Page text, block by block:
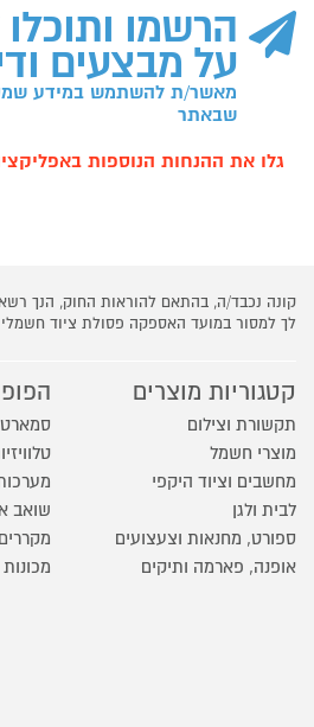
הרשמו
על מבצעים
מאשר/ת להשתמש במידע
שבאתר
גלו את ההנחות הנוספות
קונה נכבד/ה, בהתאם להוראות החוק, הנך
לך למסור במועד האספקה פסולת ציוד
קטגוריות מוצרים
תקשורת וצילום
מוצרי חשמל
מחשבים וציוד היקפי
לבית ולגן
ספורט, מחנאות וצעצועים
אופנה, פארמה ותיקים
שואב